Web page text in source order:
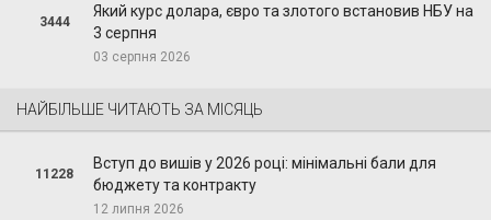
3444
Який курс долара, євро та злотого встановив НБУ на
3 серпня
03 серпня 2026
НАЙБІЛЬШЕ ЧИТАЮТЬ ЗА МІСЯЦЬ
11228
Вступ до вишів у 2026 році: мінімальні бали для
бюджету та контракту
12 липня 2026